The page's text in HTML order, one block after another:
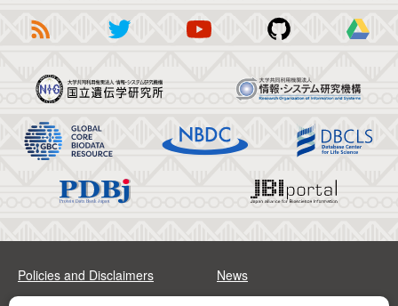
Policies and Disclaimers News